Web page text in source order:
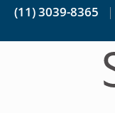
(11) 3039-8365 |